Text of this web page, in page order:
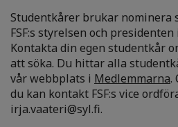
Studentkårer brukar nominera
FSF:s styrelsen och
Kontakta din egen studentkår
att söka. Du hittar alla
vår webbplats i Medlemmarna.
du kan kontakt FSF:s vice
irja.vaateri@syl.fi.